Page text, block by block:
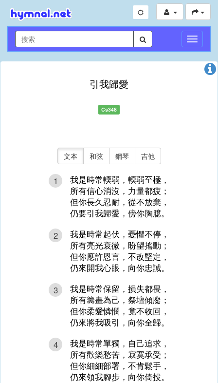
切
換
導
引我歸愛
Cs348
文本 和弦 鋼琴 吉他
1
我是時常輭弱，輭弱至極，
所有信心消沒，力量都疲；
但你長久忍耐，從不放棄，
仍要引我歸愛，傍你胸臆。
2
我是時常起伏，憂懼不停，
所有亮光衰微，盼望搖動；
但你應許恩言，不改堅定，
仍來開我心眼，向你忠誠。
3
我是時常保留，損失都畏，
所有籌畫為己，祭壇傾廢；
但你柔愛憐憫，竟不收回，
仍來將我吸引，向你全歸。
4
我是時常單獨，自己追求，
所有歡樂愁苦，寂寞承受；
但你細細部署，不肯鬆手，
仍來領我腳步，向你倚投。